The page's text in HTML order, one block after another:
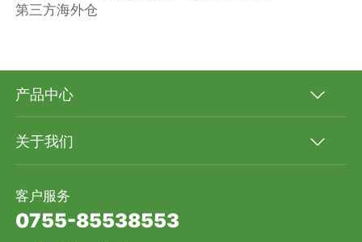
第三方海外仓
产品中心
关于我们
客户服务
0755-85538553